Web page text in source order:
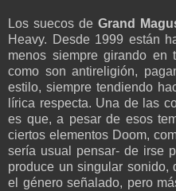
Los suecos deGrand
Heavy. Desde 1999 están
menos siempre girando en
como son antireligión,
estilo, siempre tendiendo
lírica respecta. Una de las
es que, a pesar de esos
ciertos elementos Doom,
sería usual pensar- de irse
produce un singular sonido,
el género señalado, pero